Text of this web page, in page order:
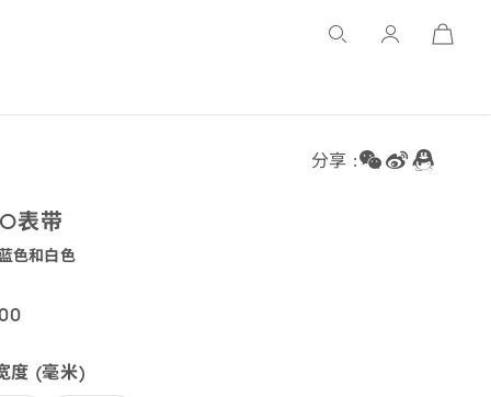
Open
分享 :
表带
色和白色
度 (毫米)